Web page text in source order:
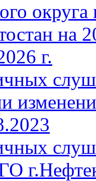
на
г.